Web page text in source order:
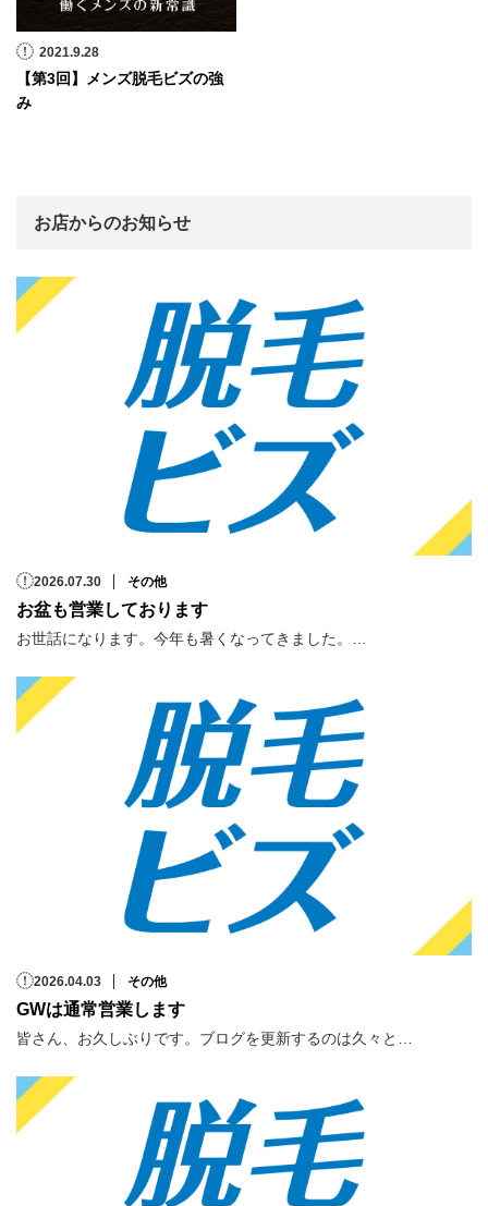
2021.9.28
【第3回】メンズ脱毛ビズの強
み
お店からのお知らせ
2026.07.30 その他
お盆も営業しております
お世話になります。今年も暑くなってきました。…
2026.04.03 その他
GWは通常営業します
皆さん、お久しぶりです。ブログを更新するのは久々と…